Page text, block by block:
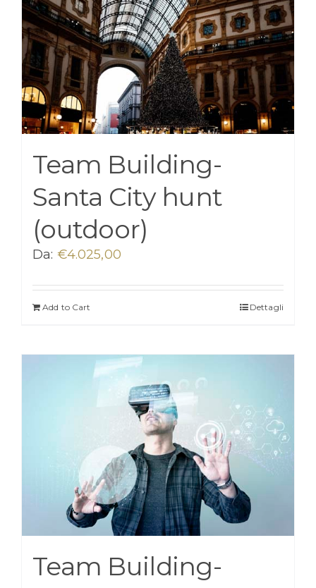
Team Building-
Santa City hunt
(outdoor)
Da: €4.025,00
Add to Cart Dettagli
Team Building-